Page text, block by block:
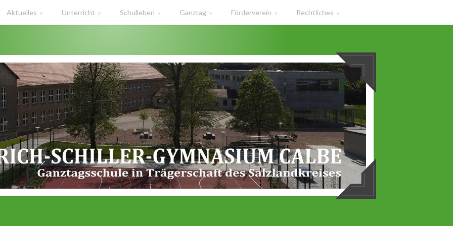
Aktuelles Unterricht Schulleben Ganztag Förderverein Rechtliches